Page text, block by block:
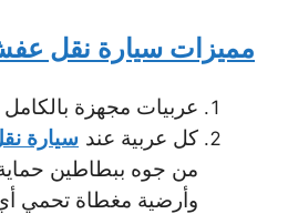
مميزات سيارة نقل
عربيات مجهزة بالكامل
كل عربية عند سيارة
من جوه ببطاطين
وأرضية مغطاة تحمي